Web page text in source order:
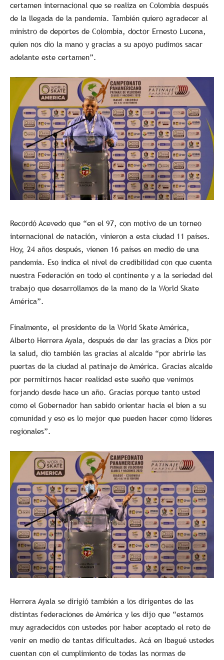
certamen internacional que se realiza en Colombia después
de la llegada de la pandemia. También quiero agradecer al
ministro de deportes de Colombia, doctor Ernesto Lucena,
quien nos dio la mano y gracias a su apoyo pudimos sacar
adelante este certamen”.
Recordó Acevedo que “en el 97, con motivo de un torneo
internacional de natación, vinieron a esta ciudad 11 países.
Hoy, 24 años después, vienen 16 países en medio de una
pandemia. Eso indica el nivel de credibilidad con que cuenta
nuestra Federación en todo el continente y a la seriedad del
trabajo que desarrollamos de la mano de la World Skate
América”.
Finalmente, el presidente de la World Skate América,
Alberto Herrera Ayala, después de dar las gracias a Dios por
la salud, dio también las gracias al alcalde “por abrirle las
puertas de la ciudad al patinaje de América. Gracias alcalde
por permitirnos hacer realidad este sueño que venimos
forjando desde hace un año. Gracias porque tanto usted
como el Gobernador han sabido orientar hacia el bien a su
comunidad y eso es lo mejor que pueden hacer como líderes
regionales”.
Herrera Ayala se dirigió también a los dirigentes de las
distintas federaciones de América y les dijo que “estamos
muy agradecidos con ustedes por haber aceptado el reto de
venir en medio de tantas dificultades. Acá en Ibagué ustedes
cuentan con el cumplimiento de todas las normas de